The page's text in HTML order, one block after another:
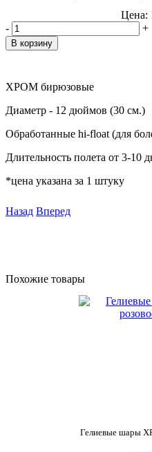
Цена:
-
+
ХРОМ бирюзовые
Диаметр - 12 дюймов (30 см.)
Обработанные hi-float (для
Длительность полета от 3-10
*цена указана за 1 штуку
Назад Вперед
Похожие товары
Гелиевые шары